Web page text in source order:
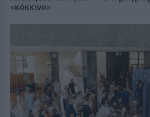
«κόκκινο»